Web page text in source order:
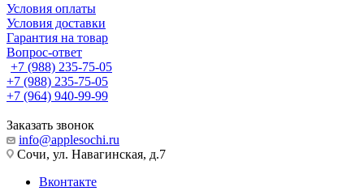
Условия оплаты
Условия доставки
Гарантия на товар
Вопрос-ответ
+7 (988) 235-75-05
+7 (988) 235-75-05
+7 (964) 940-99-99
Заказать звонок
info@applesochi.ru
Сочи, ул. Навагинская, д.7
Вконтакте